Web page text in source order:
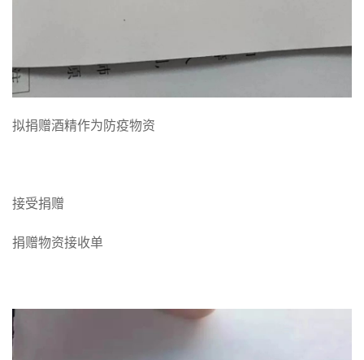
拟捐赠酒精作为防疫物资
接受捐赠
捐赠物资接收单